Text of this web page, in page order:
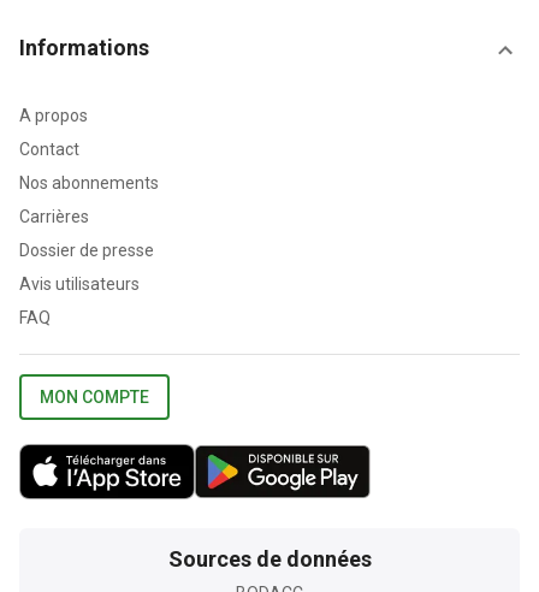
Informations
A propos
Contact
Nos abonnements
Carrières
Dossier de presse
Avis utilisateurs
FAQ
MON COMPTE
Sources de données